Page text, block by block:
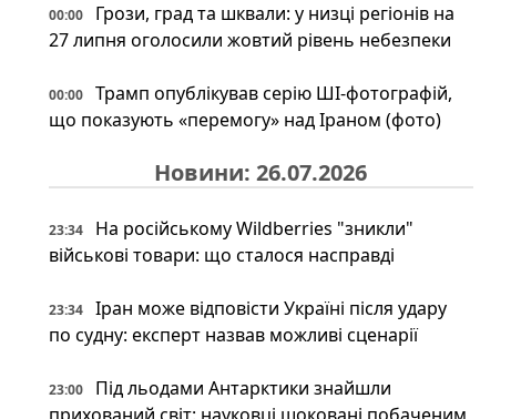
00:00
Грози, град та шквали: у низці регіонів на
27 липня оголосили жовтий рівень небезпеки
00:00
Трамп опублікував серію ШІ-фотографій,
що показують «перемогу» над Іраном (фото)
Новини: 26.07.2026
23:34
На російському Wildberries "зникли"
військові товари: що сталося насправді
23:34
Іран може відповісти Україні після удару
по судну: експерт назвав можливі сценарії
23:00
Під льодами Антарктики знайшли